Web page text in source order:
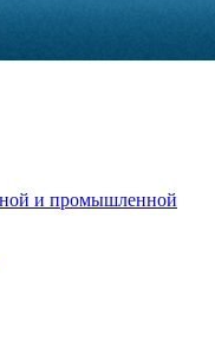
и промышленной